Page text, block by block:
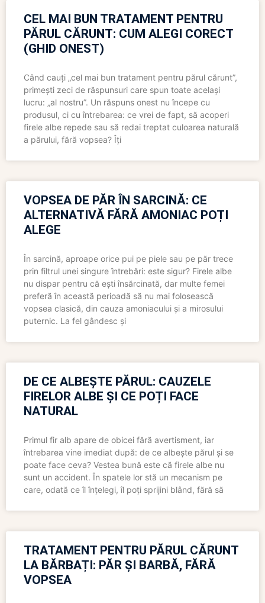
CEL MAI BUN TRATAMENT PENTRU
PĂRUL CĂRUNT: CUM ALEGI CORECT
(GHID ONEST)
Când cauți „cel mai bun tratament pentru părul cărunt”,
primești zeci de răspunsuri care spun toate același
lucru: „al nostru”. Un răspuns onest nu începe cu
produsul, ci cu întrebarea: ce vrei de fapt, să acoperi
firele albe repede sau să redai treptat culoarea naturală
a părului, fără vopsea? Îți
VOPSEA DE PĂR ÎN SARCINĂ: CE
ALTERNATIVĂ FĂRĂ AMONIAC POȚI
ALEGE
În sarcină, aproape orice pui pe piele sau pe păr trece
prin filtrul unei singure întrebări: este sigur? Firele albe
nu dispar pentru că ești însărcinată, dar multe femei
preferă în această perioadă să nu mai folosească
vopsea clasică, din cauza amoniacului și a mirosului
puternic. La fel gândesc și
DE CE ALBEȘTE PĂRUL: CAUZELE
FIRELOR ALBE ȘI CE POȚI FACE
NATURAL
Primul fir alb apare de obicei fără avertisment, iar
întrebarea vine imediat după: de ce albește părul și se
poate face ceva? Vestea bună este că firele albe nu
sunt un accident. În spatele lor stă un mecanism pe
care, odată ce îl înțelegi, îl poți sprijini blând, fără să
TRATAMENT PENTRU PĂRUL CĂRUNT
LA BĂRBAȚI: PĂR ȘI BARBĂ, FĂRĂ
VOPSEA